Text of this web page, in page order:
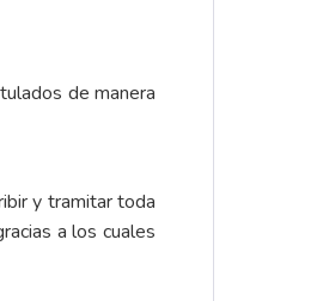
de manera
y tramitar toda
a los cuales